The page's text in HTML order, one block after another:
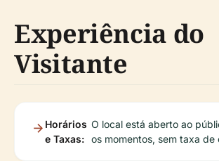
Experiência do
Visitante
Horários
e Taxas:
O local está aberto ao
os momentos, sem taxa de